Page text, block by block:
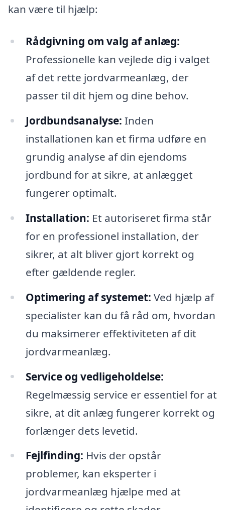
kan være til hjælp:
Rådgivning om valg af anlæg:
Professionelle kan vejlede dig i valget
af det rette jordvarmeanlæg, der
passer til dit hjem og dine behov.
Jordbundsanalyse: Inden
installationen kan et firma udføre en
grundig analyse af din ejendoms
jordbund for at sikre, at anlægget
fungerer optimalt.
Installation: Et autoriseret firma står
for en professionel installation, der
sikrer, at alt bliver gjort korrekt og
efter gældende regler.
Optimering af systemet: Ved hjælp af
specialister kan du få råd om, hvordan
du maksimerer effektiviteten af dit
jordvarmeanlæg.
Service og vedligeholdelse:
Regelmæssig service er essentiel for at
sikre, at dit anlæg fungerer korrekt og
forlænger dets levetid.
Fejlfinding: Hvis der opstår
problemer, kan eksperter i
jordvarmeanlæg hjælpe med at